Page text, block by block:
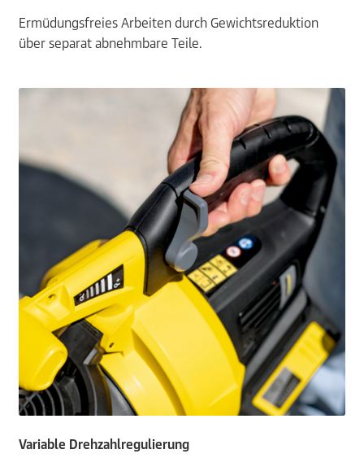
Ermüdungsfreies Arbeiten durch Gewichtsreduktion
über separat abnehmbare Teile.
Variable Drehzahlregulierung